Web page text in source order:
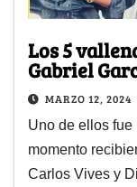
Los 5
Gabriel
MARZO 12, 2024
Uno de ellos
momento
Carlos Vives y